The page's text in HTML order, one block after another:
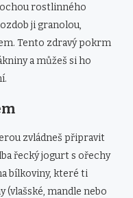
rostlinného
ji granolou,
Tento zdravý pokrm
a můžeš si ho
zvládneš připravit
řecký jogurt s ořechy
bílkoviny, které ti
(vlašské, mandle nebo